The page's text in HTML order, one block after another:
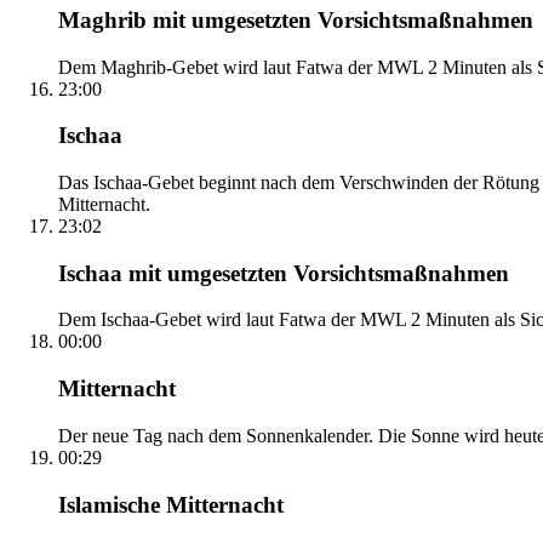
Maghrib mit umgesetzten Vorsichtsmaßnahmen
Dem Maghrib-Gebet wird laut Fatwa der MWL 2 Minuten als
23:00
Ischaa
Das Ischaa-Gebet beginnt nach dem Verschwinden der
Mitternacht.
23:02
Ischaa mit umgesetzten Vorsichtsmaßnahmen
Dem Ischaa-Gebet wird laut Fatwa der MWL 2 Minuten als
00:00
Mitternacht
Der neue Tag nach dem Sonnenkalender. Die Sonne wird
00:29
Islamische Mitternacht